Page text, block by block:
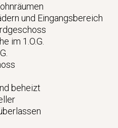
und Eingangsbereich
im 1.O.G.
beheizt